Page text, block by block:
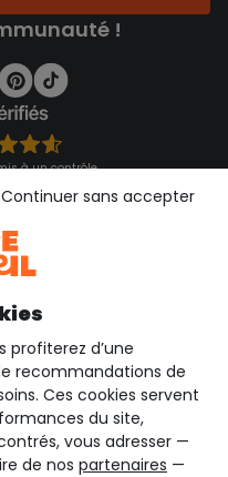
!
à un contrôle
CGU
profiterez d’une
recommandations de
Ces cookies servent
du site,
vous adresser —
de nos partenaires —
Continuer sans accepter